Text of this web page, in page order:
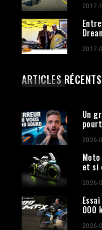
2017-
2017-
ARTICLES RÉCENTS
Un
2026-
et si
2026-
000
2026-